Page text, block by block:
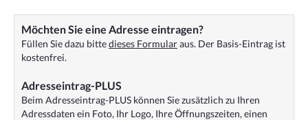
Möchten Sie eine Adresse eintragen?
Füllen Sie dazu bittedieses Formularaus. Der Basis-Eintrag ist
kostenfrei.
Adresseintrag-PLUS
Beim Adresseintrag-PLUS können Sie zusätzlich zu Ihren
Adressdaten ein Foto, Ihr Logo, Ihre Öffnungszeiten, einen